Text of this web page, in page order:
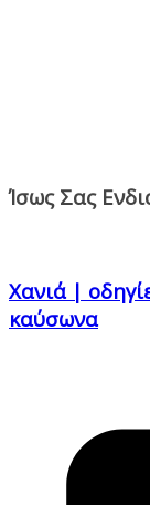
Ίσως Σας
Χανιά |
καύσωνα